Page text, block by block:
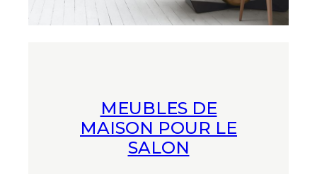
MEUBLES DE
MAISON POUR LE
SALON